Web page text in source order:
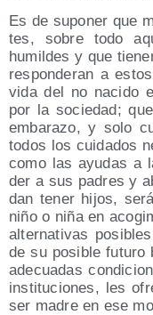
Es de supo­ner que
tes, sobre todo
humil­des y que
res­pon­de­ran a
vida del no naci­do
por la socie­dad;
emba­ra­zo, y solo
todos los cui­da­dos
como las ayu­das a
der a sus padres y
dan tener hijos,
niño o niña en
alter­na­ti­vas
de su posi­ble futu­ro
ade­cua­das
ins­ti­tu­cio­nes, les
ser madre en ese